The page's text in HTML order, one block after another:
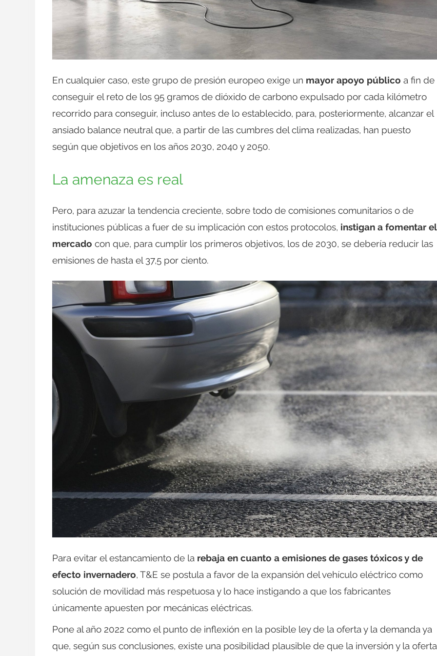
En cualquier caso, este grupo de presión europeo exige un mayor apoyo público a fin de
conseguir el reto de los 95 gramos de dióxido de carbono expulsado por cada kilómetro
recorrido para conseguir, incluso antes de lo establecido, para, posteriormente, alcanzar el
ansiado balance neutral que, a partir de las cumbres del clima realizadas, han puesto
según que objetivos en los años 2030, 2040 y 2050.
La amenaza es real
Pero, para azuzar la tendencia creciente, sobre todo de comisiones comunitarios o de
instituciones públicas a fuer de su implicación con estos protocolos, instigan a fomentar el
mercado con que, para cumplir los primeros objetivos, los de 2030, se debería reducir las
emisiones de hasta el 37,5 por ciento.
Para evitar el estancamiento de la rebaja en cuanto a emisiones de gases tóxicos y de
efecto invernadero, T&E se postula a favor de la expansión del vehículo eléctrico como
solución de movilidad más respetuosa y lo hace instigando a que los fabricantes
únicamente apuesten por mecánicas eléctricas.
Pone al año 2022 como el punto de inflexión en la posible ley de la oferta y la demanda ya
que, según sus conclusiones, existe una posibilidad plausible de que la inversión y la oferta